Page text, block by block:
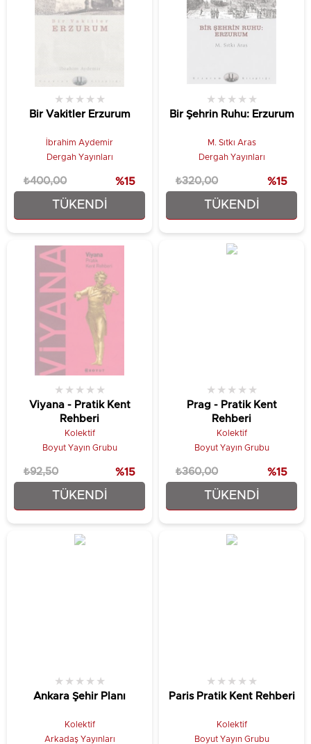
TÜKENDI
Bir Vakitler Erzurum
★ ★ ★ ★ ★
İbrahim Aydemir
Dergah Yayınları
₺340,00
₺400,00 %15
TÜKENDI
Bir Şehrin Ruhu: Erzurum
★ ★ ★ ★ ★
M. Sıtkı Aras
Dergah Yayınları
₺272,00
₺320,00 %15
TÜKENDI
Viyana - Pratik Kent
Rehberi
★ ★ ★ ★ ★
Kolektif
Boyut Yayın Grubu
₺78,63
₺92,50 %15
TÜKENDI
Prag - Pratik Kent
Rehberi
★ ★ ★ ★ ★
Kolektif
Boyut Yayın Grubu
₺306,00
₺360,00 %15
Ankara Şehir Planı
★ ★ ★ ★ ★
Kolektif
Arkadaş Yayınları
Paris Pratik Kent Rehberi
★ ★ ★ ★ ★
Kolektif
Boyut Yayın Grubu